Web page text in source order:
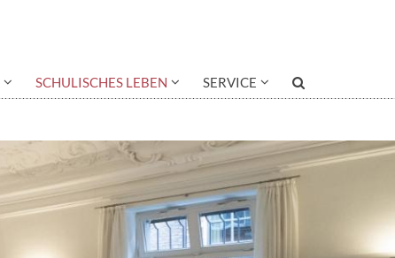
SCHULISCHES LEBEN SERVICE